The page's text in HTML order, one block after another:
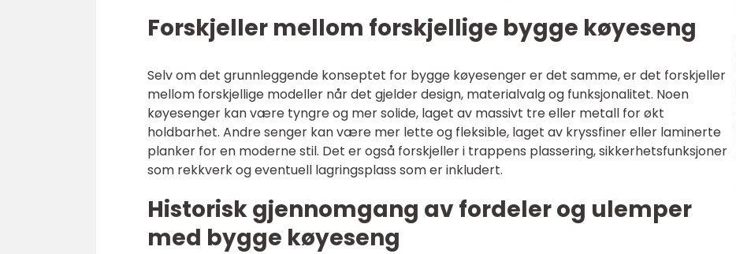
Forskjeller mellom forskjellige bygge køyeseng
Selv om det grunnleggende konseptet for bygge køyesenger er det samme, er det forskjeller
mellom forskjellige modeller når det gjelder design, materialvalg og funksjonalitet. Noen
køyesenger kan være tyngre og mer solide, laget av massivt tre eller metall for økt
holdbarhet. Andre senger kan være mer lette og fleksible, laget av kryssfiner eller laminerte
planker for en moderne stil. Det er også forskjeller i trappens plassering, sikkerhetsfunksjoner
som rekkverk og eventuell lagringsplass som er inkludert.
Historisk gjennomgang av fordeler og ulemper
med bygge køyeseng